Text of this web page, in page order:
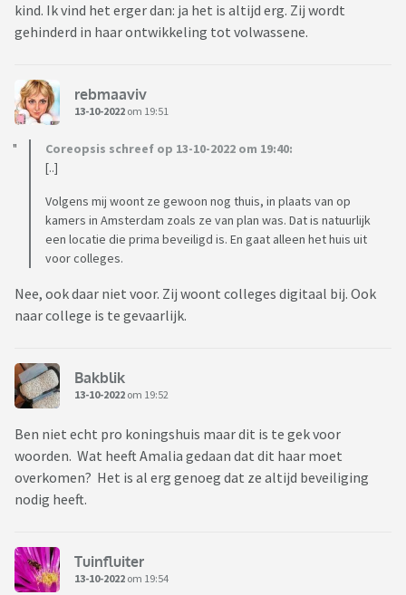
kind. Ik vind het erger dan: ja het is altijd erg. Zij wordt
gehinderd in haar ontwikkeling tot volwassene.
rebmaaviv
13-10-2022 om 19:51
Coreopsis schreef op 13-10-2022 om 19:40:
[..]
Volgens mij woont ze gewoon nog thuis, in plaats van op
kamers in Amsterdam zoals ze van plan was. Dat is natuurlijk
een locatie die prima beveiligd is. En gaat alleen het huis uit
voor colleges.
Nee, ook daar niet voor. Zij woont colleges digitaal bij. Ook
naar college is te gevaarlijk.
Bakblik
13-10-2022 om 19:52
Ben niet echt pro koningshuis maar dit is te gek voor
woorden. Wat heeft Amalia gedaan dat dit haar moet
overkomen? Het is al erg genoeg dat ze altijd beveiliging
nodig heeft.
Tuinfluiter
13-10-2022 om 19:54